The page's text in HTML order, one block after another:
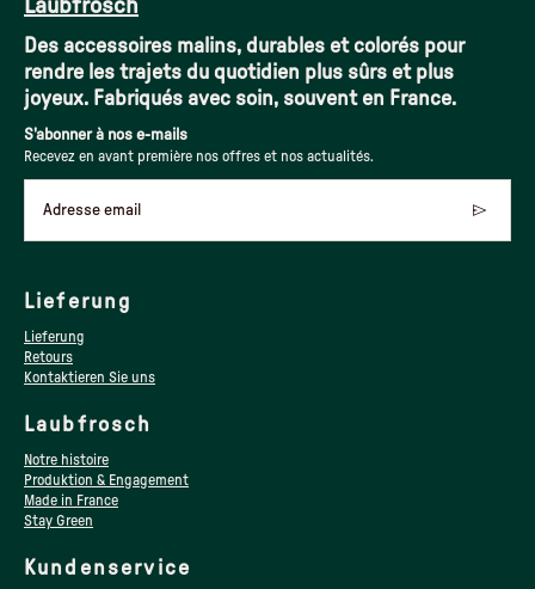
Laubfrosch
Des accessoires malins, durables et colorés pour
rendre les trajets du quotidien plus sûrs et plus
joyeux. Fabriqués avec soin, souvent en France.
S'abonner à nos e-mails
Recevez en avant première nos offres et nos actualités.
Adresse email
Lieferung
Lieferung
Retours
Kontaktieren Sie uns
Laubfrosch
Notre histoire
Produktion & Engagement
Made in France
Stay Green
Kundenservice